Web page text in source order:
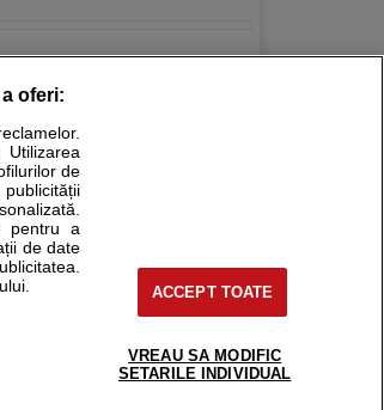
consultul medical direct si
fie unul dintre medicii pe care
support@sfatulmedicului.ro
0374 109 268
oferi:
de
pentru a
de date
ACCEPT TOATE
VREAU SA MODIFIC
SETARILE INDIVIDUAL